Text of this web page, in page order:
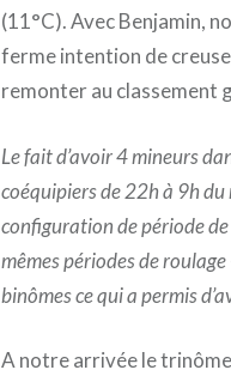
(11°C). Avec Benjamin,
ferme intention de
remonter au classement
Le fait d’avoir 4 mineurs
coéquipiers de 22h à 9h
configuration de période
mêmes périodes de
binômes ce qui a permis
A notre arrivée le trinôme